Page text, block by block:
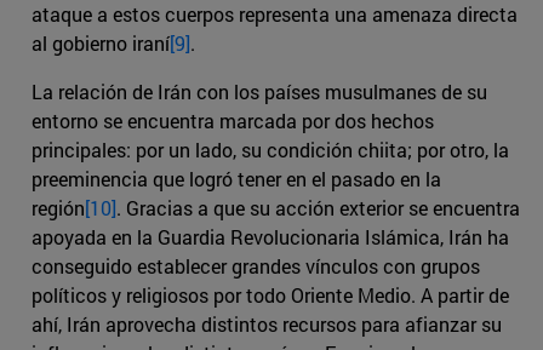
ataque a estos cuerpos representa una amenaza directa
al gobierno iraní[9].
La relación de Irán con los países musulmanes de su
entorno se encuentra marcada por dos hechos
principales: por un lado, su condición chiita; por otro, la
preeminencia que logró tener en el pasado en la
región[10]. Gracias a que su acción exterior se encuentra
apoyada en la Guardia Revolucionaria Islámica, Irán ha
conseguido establecer grandes vínculos con grupos
políticos y religiosos por todo Oriente Medio. A partir de
ahí, Irán aprovecha distintos recursos para afianzar su